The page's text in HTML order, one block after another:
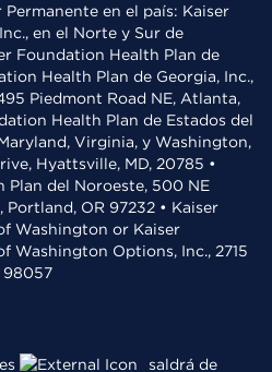
Permanente en el país: Kaiser
en el Norte y Sur de
Foundation Health Plan de
Health Plan de Georgia, Inc.,
Piedmont Road NE, Atlanta,
Health Plan de Estados del
Virginia, y Washington,
Hyattsville, MD, 20785 •
Plan del Noroeste, 500 NE
OR 97232 • Kaiser
Washington or Kaiser
Washington Options, Inc., 2715
98057
saldrá de